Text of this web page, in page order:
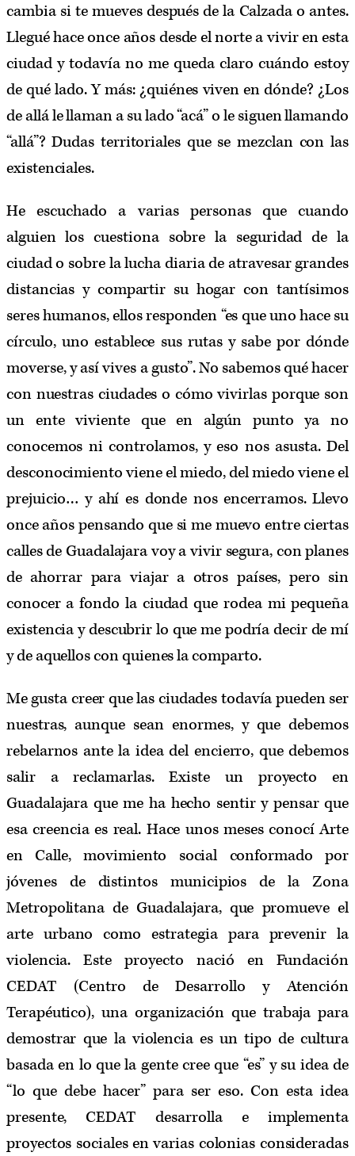
cambia si te mueves después de la Calzada o antes.
Llegué hace once años desde el norte a vivir en esta
ciudad y todavía no me queda claro cuándo estoy
de qué lado. Y más: ¿quiénes viven en dónde? ¿Los
de allá le llaman a su lado “acá” o le siguen llamando
“allá”? Dudas territoriales que se mezclan con las
existenciales.
He escuchado a varias personas que cuando
alguien los cuestiona sobre la seguridad de la
ciudad o sobre la lucha diaria de atravesar grandes
distancias y compartir su hogar con tantísimos
seres humanos, ellos responden “es que uno hace su
círculo, uno establece sus rutas y sabe por dónde
moverse, y así vives a gusto”. No sabemos qué hacer
con nuestras ciudades o cómo vivirlas porque son
un ente viviente que en algún punto ya no
conocemos ni controlamos, y eso nos asusta. Del
desconocimiento viene el miedo, del miedo viene el
prejuicio… y ahí es donde nos encerramos. Llevo
once años pensando que si me muevo entre ciertas
calles de Guadalajara voy a vivir segura, con planes
de ahorrar para viajar a otros países, pero sin
conocer a fondo la ciudad que rodea mi pequeña
existencia y descubrir lo que me podría decir de mí
y de aquellos con quienes la comparto.
Me gusta creer que las ciudades todavía pueden ser
nuestras, aunque sean enormes, y que debemos
rebelarnos ante la idea del encierro, que debemos
salir a reclamarlas. Existe un proyecto en
Guadalajara que me ha hecho sentir y pensar que
esa creencia es real. Hace unos meses conocí Arte
en Calle, movimiento social conformado por
jóvenes de distintos municipios de la Zona
Metropolitana de Guadalajara, que promueve el
arte urbano como estrategia para prevenir la
violencia. Este proyecto nació en Fundación
CEDAT (Centro de Desarrollo y Atención
Terapéutico), una organización que trabaja para
demostrar que la violencia es un tipo de cultura
basada en lo que la gente cree que “es” y su idea de
“lo que debe hacer” para ser eso. Con esta idea
presente, CEDAT desarrolla e implementa
proyectos sociales en varias colonias consideradas